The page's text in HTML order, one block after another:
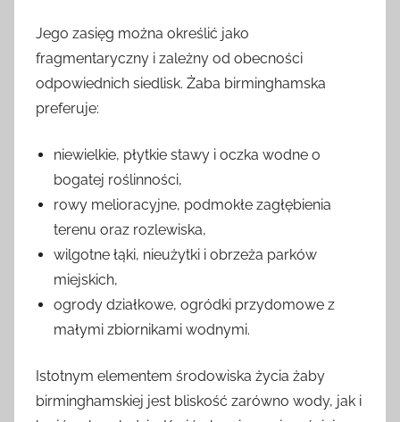
Jego zasięg można określić jako
fragmentaryczny i zależny od obecności
odpowiednich siedlisk. Żaba birminghamska
preferuje:
niewielkie, płytkie stawy i oczka wodne o
bogatej roślinności,
rowy melioracyjne, podmokłe zagłębienia
terenu oraz rozlewiska,
wilgotne łąki, nieużytki i obrzeża parków
miejskich,
ogrody działkowe, ogródki przydomowe z
małymi zbiornikami wodnymi.
Istotnym elementem środowiska życia żaby
birminghamskiej jest bliskość zarówno wody, jak i